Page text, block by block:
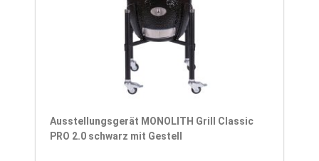
Ausstellungsgerät MONOLITH Grill Classic
PRO 2.0 schwarz mit Gestell